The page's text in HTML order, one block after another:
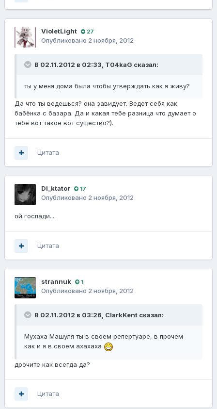
VioletLight 27
Опубликовано 2 ноября, 2012
В 02.11.2012 в 02:33, T04kaG сказал:
ты у меня дома была чтобы утверждать как я живу?
Да что ты ведешься? она завидует. Ведет себя как
бабёнка с базара. Да и какая тебе разница что думает о
тебе вот такое вот существо?).
Цитата
Di_ktator 17
Опубликовано 2 ноября, 2012
ой госпади....
Цитата
strannuk 1
Опубликовано 2 ноября, 2012
В 02.11.2012 в 03:26, ClarkKent сказал:
Мухаха Машуля ты в своем репертуаре, в прочем
как и я в своем ахахаха
дрочите как всегда да?
Цитата